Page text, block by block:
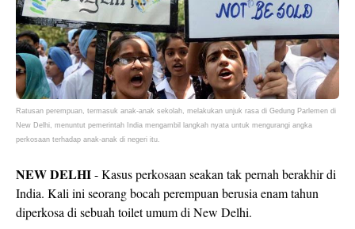
Ratusan perempuan, termasuk anak-anak sekolah, melakukan unjuk rasa di Gedung Parlemen di
New Delhi, menuntut pemerintah India mengambil langkah nyata untuk mengurangi angka
perkosaan terhadap anak-anak di negeri itu.
NEW DELHI- Kasus perkosaan seakan tak pernah berakhir di
India. Kali ini seorang bocah perempuan berusia enam tahun
diperkosa di sebuah toilet umum di New Delhi.